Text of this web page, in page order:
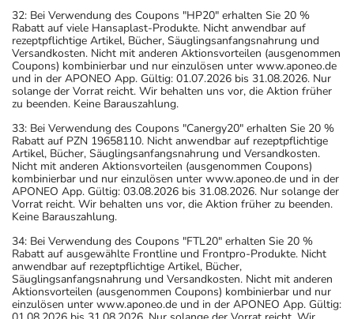
32: Bei Verwendung des Coupons "HP20" erhalten Sie 20 %
Rabatt auf viele Hansaplast-Produkte. Nicht anwendbar auf
rezeptpflichtige Artikel, Bücher, Säuglingsanfangsnahrung und
Versandkosten. Nicht mit anderen Aktionsvorteilen (ausgenommen
Coupons) kombinierbar und nur einzulösen unter www.aponeo.de
und in der APONEO App. Gültig: 01.07.2026 bis 31.08.2026. Nur
solange der Vorrat reicht. Wir behalten uns vor, die Aktion früher
zu beenden. Keine Barauszahlung.
33: Bei Verwendung des Coupons "Canergy20" erhalten Sie 20 %
Rabatt auf PZN 19658110. Nicht anwendbar auf rezeptpflichtige
Artikel, Bücher, Säuglingsanfangsnahrung und Versandkosten.
Nicht mit anderen Aktionsvorteilen (ausgenommen Coupons)
kombinierbar und nur einzulösen unter www.aponeo.de und in der
APONEO App. Gültig: 03.08.2026 bis 31.08.2026. Nur solange der
Vorrat reicht. Wir behalten uns vor, die Aktion früher zu beenden.
Keine Barauszahlung.
34: Bei Verwendung des Coupons "FTL20" erhalten Sie 20 %
Rabatt auf ausgewählte Frontline und Frontpro-Produkte. Nicht
anwendbar auf rezeptpflichtige Artikel, Bücher,
Säuglingsanfangsnahrung und Versandkosten. Nicht mit anderen
Aktionsvorteilen (ausgenommen Coupons) kombinierbar und nur
einzulösen unter www.aponeo.de und in der APONEO App. Gültig: